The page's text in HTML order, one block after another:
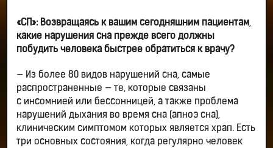
«СП»: Возвращаясь к вашим сегодняшним пациентам,
какие нарушения сна прежде всего должны
побудить человека быстрее обратиться к врачу?
— Из более 80 видов нарушений сна, самые
распространенные — те, которые связаны
с инсомнией или бессонницей, а также проблема
нарушений дыхания во время сна (апноэ сна),
клиническим симптомом которых является храп. Есть
три основных состояния, когда регулярно человек